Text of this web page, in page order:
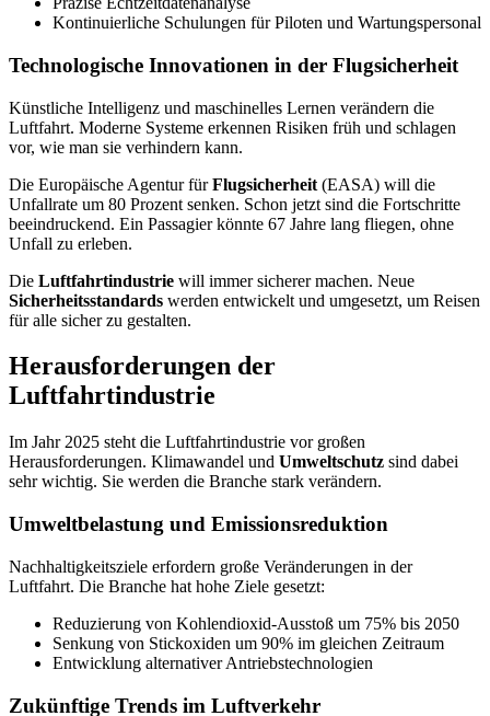
Kontinuierliche Schulungen für Piloten und Wartungspersonal
Technologische Innovationen in der Flugsicherheit
Künstliche Intelligenz und maschinelles Lernen verändern die
Luftfahrt. Moderne Systeme erkennen Risiken früh und schlagen
vor, wie man sie verhindern kann.
Die Europäische Agentur fürFlugsicherheit (EASA) will die
Unfallrate um 80 Prozent senken. Schon jetzt sind die Fortschritte
beeindruckend. Ein Passagier könnte 67 Jahre lang fliegen, ohne
Unfall zu erleben.
Die Luftfahrtindustrie will immer sicherer machen. Neue
Sicherheitsstandards werden entwickelt und umgesetzt, um Reisen
für alle sicher zu gestalten.
Herausforderungen der
Luftfahrtindustrie
Im Jahr 2025 steht die Luftfahrtindustrie vor großen
Herausforderungen. Klimawandel und Umweltschutz sind dabei
sehr wichtig. Sie werden die Branche stark verändern.
Umweltbelastung und Emissionsreduktion
Nachhaltigkeitsziele erfordern große Veränderungen in der
Luftfahrt. Die Branche hat hohe Ziele gesetzt:
Reduzierung von Kohlendioxid-Ausstoß um 75% bis 2050
Senkung von Stickoxiden um 90% im gleichen Zeitraum
Entwicklung alternativer Antriebstechnologien
Zukünftige Trends im Luftverkehr